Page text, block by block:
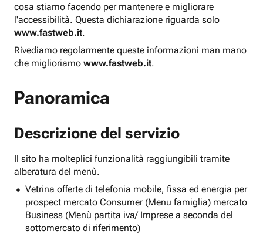
cosa stiamo facendo per mantenere e migliorare
l'accessibilità. Questa dichiarazione riguarda solo
www.fastweb.it.
Rivediamo regolarmente queste informazioni man mano
che miglioriamo www.fastweb.it.
Panoramica
Descrizione del servizio
Il sito ha molteplici funzionalità raggiungibili tramite
alberatura del menù.
Vetrina offerte di telefonia mobile, fissa ed energia per
prospect mercato Consumer (Menu famiglia) mercato
Business (Menù partita iva/ Imprese a seconda del
sottomercato di riferimento)